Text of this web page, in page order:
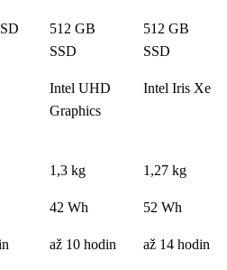
512 GB
SSD
512 GB
SSD
Intel UHD
Graphics
Intel Iris Xe
1,3 kg 1,27 kg
42 Wh 52 Wh
až 10 hodin až 14 hodin